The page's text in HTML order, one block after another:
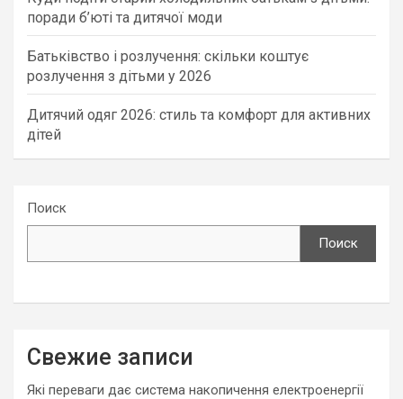
поради б’юті та дитячої моди
Батьківство і розлучення: скільки коштує
розлучення з дітьми у 2026
Дитячий одяг 2026: стиль та комфорт для активних
дітей
Поиск
Поиск
Свежие записи
Які переваги дає система накопичення електроенергії